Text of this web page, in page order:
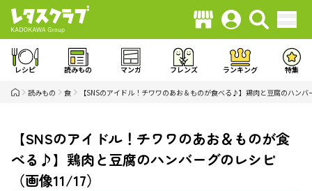
レシピ 読みもの マンガ フレンズ ランキング 特集
読みもの 食 【SNSのアイドル！チワワのあお＆ものが食べる♪】鶏肉と豆腐のハンバ
【SNSのアイドル！チワワのあお＆ものが食
べる♪】鶏肉と豆腐のハンバーグのレシピ
（画像11/17）